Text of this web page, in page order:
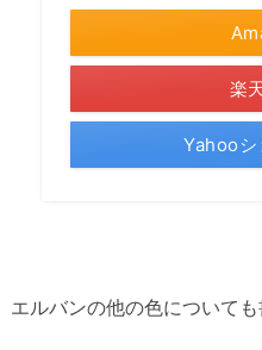
楽
Yahooシ
エルバンの他の色についても